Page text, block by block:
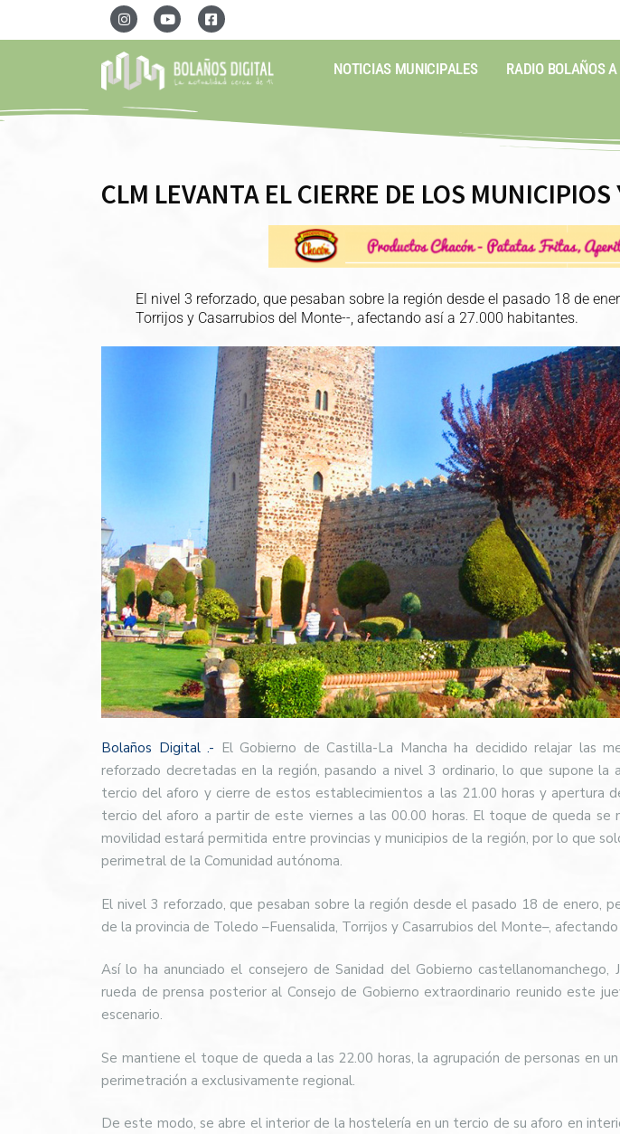
NOTICIAS MUNICIPALES RADIO BOLAÑOS
CLM LEVANTA EL CIERRE DE LOS
El nivel 3 reforzado, que pesaban sobre la región desde el pasado 18 de
Torrijos y Casarrubios del Monte--, afectando así a 27.000 habitantes.
Bolaños Digital .- El Gobierno de Castilla-La Mancha ha decidido relajar las
reforzado decretadas en la región, pasando a nivel 3 ordinario, lo que supone la
tercio del aforo y cierre de estos establecimientos a las 21.00 horas y apertura
tercio del aforo a partir de este viernes a las 00.00 horas. El toque de queda se
movilidad estará permitida entre provincias y municipios de la región, por lo que
perimetral de la Comunidad autónoma.
El nivel 3 reforzado, que pesaban sobre la región desde el pasado 18 de enero,
de la provincia de Toledo –Fuensalida, Torrijos y Casarrubios del Monte–,
Así lo ha anunciado el consejero de Sanidad del Gobierno castellanomanchego,
rueda de prensa posterior al Consejo de Gobierno extraordinario reunido este
escenario.
Se mantiene el toque de queda a las 22.00 horas, la agrupación de personas en
perimetración a exclusivamente regional.
De este modo, se abre el interior de la hostelería en un tercio de su aforo en